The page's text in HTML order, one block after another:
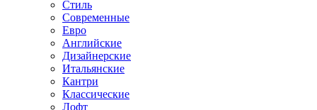
Стиль
Современные
Евро
Английские
Дизайнерские
Итальянские
Кантри
Классические
Лофт